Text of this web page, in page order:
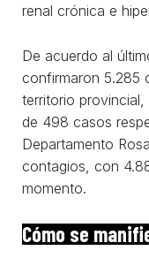
renal crónica e
De acuerdo al
confirmaron 5.285
territorio
de 498 casos
Departamento
contagios, con
momento.
Cómo se